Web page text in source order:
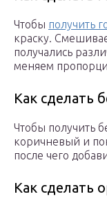
Чтобы получить
краску.
получались
меняем
Как сделать
Чтобы получить
коричневый и
после чего
Как сделать